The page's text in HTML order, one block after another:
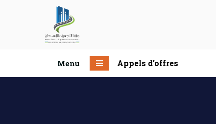
Menu Appels d’offres